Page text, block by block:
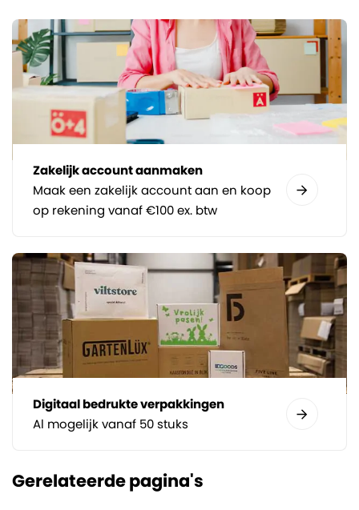
Zakelijk account aanmaken
Maak een zakelijk account aan en koop
op rekening vanaf €100 ex. btw
Digitaal bedrukte verpakkingen
Al mogelijk vanaf 50 stuks
Gerelateerde pagina's